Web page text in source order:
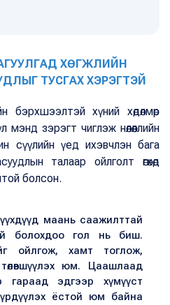
ХӨГЖЛИЙН
ТУСГАХ ХЭРЭГТЭЙ
бэрхшээлтэй хүний хөдөлмөр
зэрэгт чиглэж нөлөөллийн
сүүлийн үед ихэвчлэн бага
талаар ойлголт өгөхөд
болсон.
маань саажилттай
болохдоо гол нь биш.
ойлгож, хамт тоглож,
юм. Цаашлаад
эдгээр хүмүүст
ёстой юм байна